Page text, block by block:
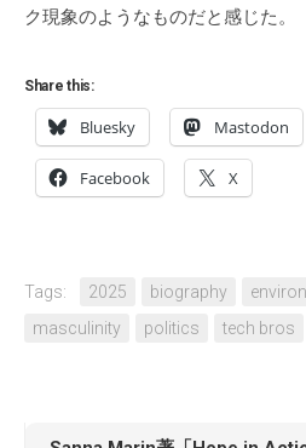
ク現象のようなものだと感じた。
Share this:
Bluesky Mastodon
Facebook X
Tags: 2025 biography
masculinity
politics tech bros